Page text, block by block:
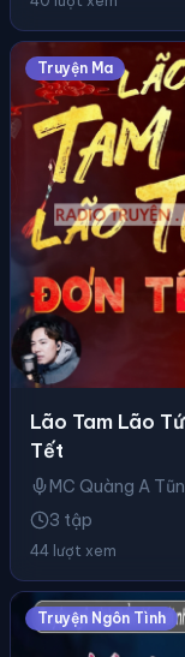
Truyện Ma
Lão Tam Lão
Tết
MC Quàng A Tũn
3 tập
44 lượt xem
Truyện Ngôn Tình